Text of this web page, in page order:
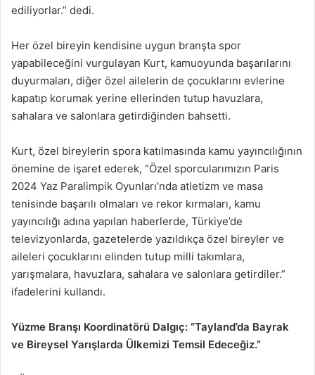
ediliyorlar.” dedi.
Her özel bireyin kendisine uygun branşta spor
yapabileceğini vurgulayan Kurt, kamuoyunda başarılarını
duyurmaları, diğer özel ailelerin de çocuklarını evlerine
kapatıp korumak yerine ellerinden tutup havuzlara,
sahalara ve salonlara getirdiğinden bahsetti.
Kurt, özel bireylerin spora katılmasında kamu yayıncılığının
önemine de işaret ederek, “Özel sporcularımızın Paris
2024 Yaz Paralimpik Oyunları’nda atletizm ve masa
tenisinde başarılı olmaları ve rekor kırmaları, kamu
yayıncılığı adına yapılan haberlerde, Türkiye’de
televizyonlarda, gazetelerde yazıldıkça özel bireyler ve
aileleri çocuklarını elinden tutup milli takımlara,
yarışmalara, havuzlara, sahalara ve salonlara getirdiler.”
ifadelerini kullandı.
Yüzme Branşı Koordinatörü Dalgıç: “Tayland’da Bayrak
ve Bireysel Yarışlarda Ülkemizi Temsil Edeceğiz.”